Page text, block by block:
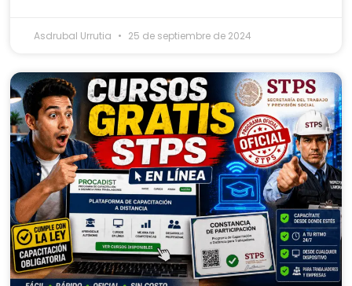
Asdrubal Urrutia 25 de septiembre de 2024